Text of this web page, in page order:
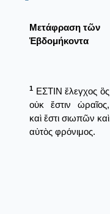
Μετάφραση τῶν
Ἑβδομήκοντα
1 ΕΣΤΙΝ ἔλεγχος ὃς
οὐκ ἔστιν ὡραῖος,
καὶ ἔστι σιωπῶν καὶ
αὐτὸς φρόνιμος.